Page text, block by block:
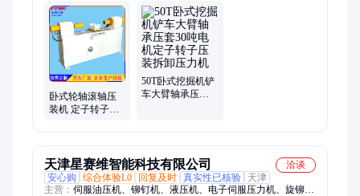
自动粉末成型机、卧式压装机、液压冲床
卧式轮轴滚轴压
装机 定子转子端
50T卧式挖掘机铲
车大臂轴承压套
天津星赛维智能科技有限公司
洽谈
安心购
综合体验L0 回复及时 真实性已核验
天津
主营： 伺服油压机、铆钉机、液压机、电子伺服压力机、旋铆